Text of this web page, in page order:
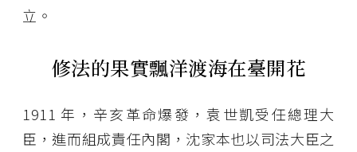
立。
修法的果實飄洋渡海在臺開花
1911 年，辛亥革命爆發，袁世凱受任總理大
臣，進而組成責任內閣，沈家本也以司法大臣之